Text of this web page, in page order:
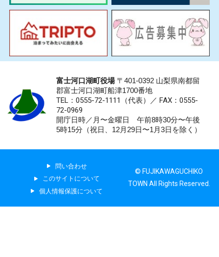
富士河口湖町役場〒401-0392 山梨県南都留
郡富士河口湖町船津1700番地
TEL：0555-72-1111 （代表）／ FAX：0555-
72-0969
開庁日時／月〜金曜日 午前8時30分〜午後
5時15分（祝日、12月29日〜1月3日を除く）
問い合わせ
このサイトについて
個人情報保護について
© FUJIKAWAGUCHIKO
TOWN All Rights Reserved.